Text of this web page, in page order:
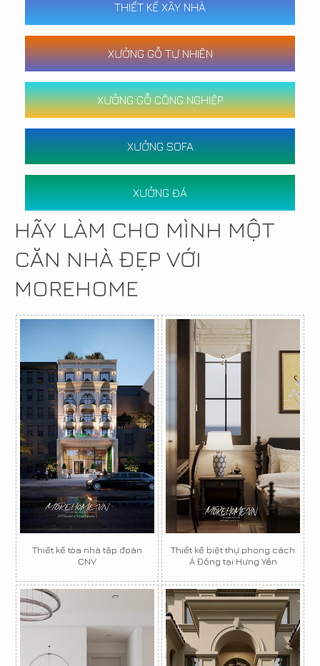
THIẾT KẾ XÂY NHÀ
XƯỞNG GỖ TỰ NHIÊN
XƯỞNG GỖ CÔNG NGHIỆP
XƯỞNG SOFA
XƯỞNG ĐÁ
HÃY LÀM CHO MÌNH MỘT
CĂN NHÀ ĐẸP VỚI
MOREHOME
Thiết kế tòa nhà tập đoàn
CNV
Thiết kế biệt thự phong cách
Á Đông tại Hưng Yên